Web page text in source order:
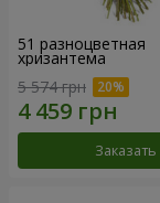
51 разноцветная
хризантема
5 574 грн
Заказать